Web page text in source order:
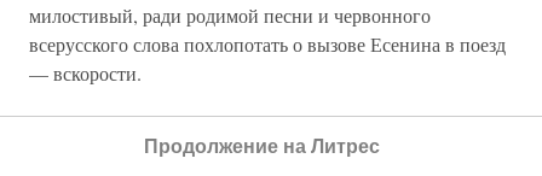
милостивый, ради родимой песни и червонного
всерусского слова похлопотать о вызове Есенина в поезд
— вскорости.
В желании тебе здравия душевного и телесного остаюсь о
песенном брате молельщикПродолжение на Литрес